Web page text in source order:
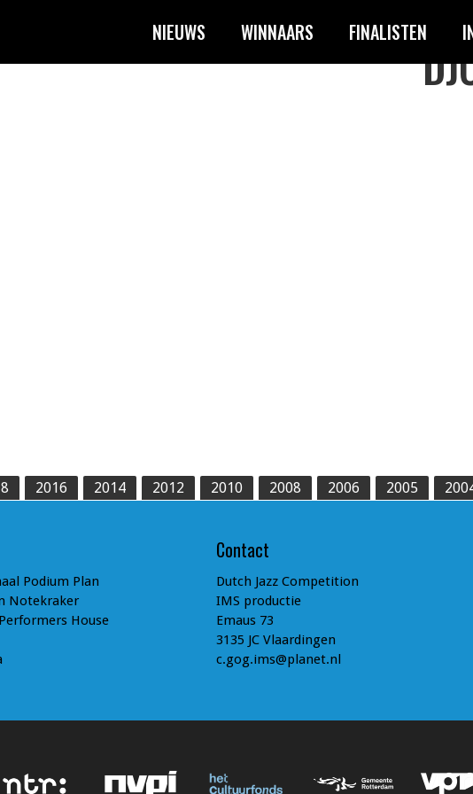
NIEUWS WINNAARS FINALISTEN
2016 2014 2012 2010 2008 2006 2005
Podium Plan
Notekraker
House
Contact
Dutch Jazz Competition
IMS productie
Emaus 73
3135 JC Vlaardingen
c.gog.ims@planet.nl